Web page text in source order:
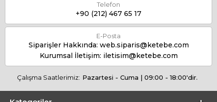
Telefon
+90 (212) 467 65 17
E-Posta
Siparişler Hakkında: web.siparis@ketebe.com
Kurumsal İletişim: iletisim@ketebe.com
Çalışma Saatlerimiz: Pazartesi - Cuma | 09:00 - 18:00'dir.